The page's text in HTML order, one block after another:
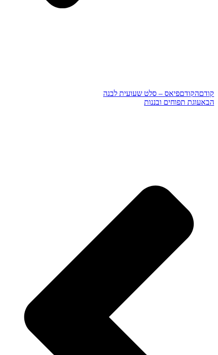
קודםהקודםפיאס – סלט שעועית לבנה
הבאעוגת תפוחים ובננות